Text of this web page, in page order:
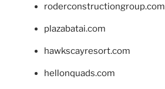
roderconstructiongroup.com
plazabatai.com
hawkscayresort.com
hellonquads.com